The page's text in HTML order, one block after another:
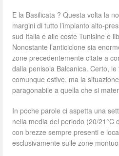
E la Basilicata ? Questa volta la
margini di tutto l’impianto alto-
sud Italia e alle coste Tunisine e
Nonostante l’anticiclone sia
zone precedentemente citate a
dalla penisola Balcanica. Certo,
comunque estive, ma la
paragonabile a quella che si
In poche parole ci aspetta una
nella media del periodo (20/21°C
con brezze sempre presenti e
esclusivamente sulle zone